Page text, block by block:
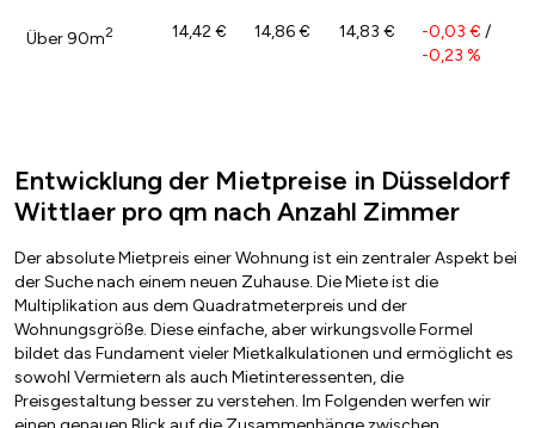
Über 90m2 14,42 € 14,86 € 14,83 € -0,03 € /
-0,23 %
Entwicklung der Mietpreise in Düsseldorf
Wittlaer pro qm nach Anzahl Zimmer
Der absolute Mietpreis einer Wohnung ist ein zentraler Aspekt bei
der Suche nach einem neuen Zuhause. Die Miete ist die
Multiplikation aus dem Quadratmeterpreis und der
Wohnungsgröße. Diese einfache, aber wirkungsvolle Formel
bildet das Fundament vieler Mietkalkulationen und ermöglicht es
sowohl Vermietern als auch Mietinteressenten, die
Preisgestaltung besser zu verstehen. Im Folgenden werfen wir